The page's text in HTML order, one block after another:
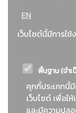
EN
เว็บไซต์นี้มีการใ
พื้นฐาน (จำเ
คุกกี้ประเภทนี้
เว็บไซต์ เพื่อใ
และมีความปล
..ยอดนิยม..
: วิธีเฉพาะเจาะจง
ข่าวสาร/ประกาศ
: เอกสารส่งเสริมความ